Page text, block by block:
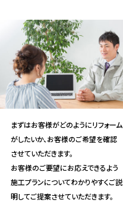
まずはお客様がどのようにリフォーム
がしたいか、お客様のご希望を確認
させていただきます。
お客様のご要望にお応えできるよう
施工プランについてわかりやすくご説
明してご提案させていただきます。